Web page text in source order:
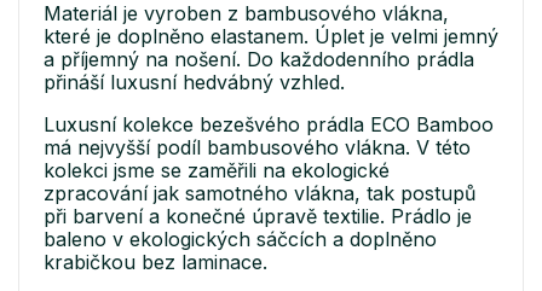
Materiál je vyroben z bambusového vlákna,
které je doplněno elastanem. Úplet je velmi jemný
a příjemný na nošení. Do každodenního prádla
přináší luxusní hedvábný vzhled.
Luxusní kolekce bezešvého prádla ECO Bamboo
má nejvyšší podíl bambusového vlákna. V této
kolekci jsme se zaměřili na ekologické
zpracování jak samotného vlákna, tak postupů
při barvení a konečné úpravě textilie. Prádlo je
baleno v ekologických sáčcích a doplněno
krabičkou bez laminace.